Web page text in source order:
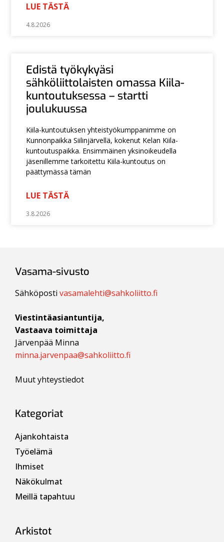
LUE TÄSTÄ
4.8.2026
Edistä työkykyäsi
sähköliittolaisten omassa Kiila-
kuntoutuksessa – startti
joulukuussa
Kiila-kuntoutuksen yhteistyökumppanimme on
Kunnonpaikka Siilinjärvellä, kokenut Kelan Kiila-
kuntoutuspaikka. Ensimmäinen yksinoikeudella
jäsenillemme tarkoitettu Kiila-kuntoutus on
päättymässä tämän
LUE TÄSTÄ
3.8.2026
Vasama-sivusto
Sähköpostivasamalehti@sahkoliitto.fi
Viestintäasiantuntija,
Vastaava toimittaja
Järvenpää Minna
minna.jarvenpaa@sahkoliitto.fi
Muut yhteystiedot
Kategoriat
Ajankohtaista
Työelämä
Ihmiset
Näkökulmat
Meillä tapahtuu
Arkistot